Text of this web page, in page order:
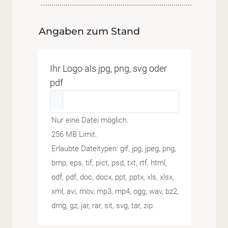
Angaben zum Stand
Ihr Logo als jpg, png, svg oder
pdf
Nur eine Datei möglich.
256 MB Limit.
Erlaubte Dateitypen: gif, jpg, jpeg, png,
bmp, eps, tif, pict, psd, txt, rtf, html,
odf, pdf, doc, docx, ppt, pptx, xls, xlsx,
xml, avi, mov, mp3, mp4, ogg, wav, bz2,
dmg, gz, jar, rar, sit, svg, tar, zip.